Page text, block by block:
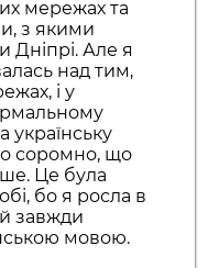
мережах та
з якими
Дніпрі. Але я
над тим,
і у
українську
соромно, що
Це була
бо я росла в
завжди
мовою.